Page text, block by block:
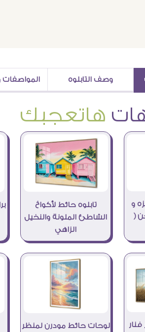
وصف التابلوه المواصفات
هاتعجبك
و
(
تابلوه حائط لأكواخ
الشاطئ الملونة والنخيل
الزاهي
لوحات حائط مودرن لمنظر